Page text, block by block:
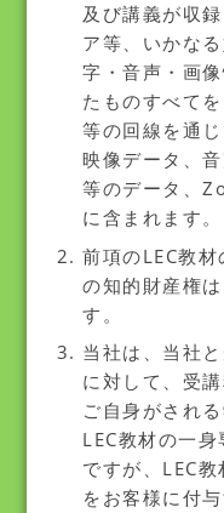
及び講義が収
ア等、いかな
字・音声・画
たものすべて
等の回線を通
映像データ、
等のデータ、
に含まれます。
前項のLEC教
の知的財産権
す。
当社は、当社
に対して、受
ご自身がされ
LEC教材の一
ですが、LEC
をお客様に付